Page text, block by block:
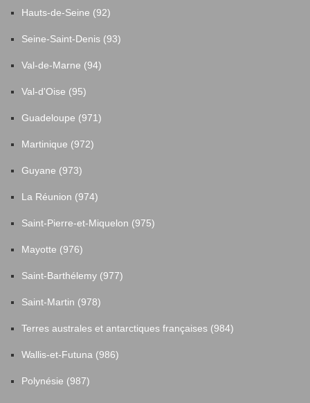
Hauts-de-Seine (92)
Seine-Saint-Denis (93)
Val-de-Marne (94)
Val-d'Oise (95)
Guadeloupe (971)
Martinique (972)
Guyane (973)
La Réunion (974)
Saint-Pierre-et-Miquelon (975)
Mayotte (976)
Saint-Barthélemy (977)
Saint-Martin (978)
Terres australes et antarctiques françaises (984)
Wallis-et-Futuna (986)
Polynésie (987)